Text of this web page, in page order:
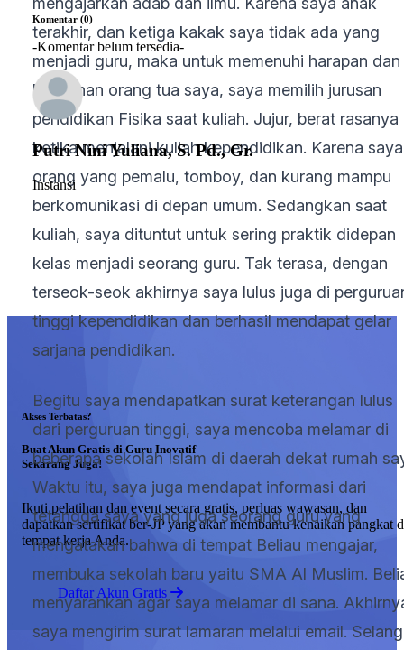
terakhir, dan ketiga kakak saya tidak ada yang
menjadi guru, maka untuk memenuhi harapan dan
keinginan orang tua saya, saya memilih jurusan
pendidikan Fisika saat kuliah. Jujur, berat rasanya
ketika menjalani kuliah kependidikan. Karena saya
orang yang pemalu, tomboy, dan kurang mampu
berkomunikasi di depan umum. Sedangkan saat
kuliah, saya dituntut untuk sering praktik didepan
kelas menjadi seorang guru. Tak terasa, dengan
terseok-seok akhirnya saya lulus juga di
tinggi kependidikan dan berhasil mendapat gelar
sarjana pendidikan.
Begitu saya mendapatkan surat keterangan lulus
dari perguruan tinggi, saya mencoba melamar di
beberapa sekolah Islam di daerah dekat rumah
Waktu itu, saya juga mendapat informasi dari
tetangga saya yang juga seorang guru yang
mengatakan bahwa di tempat Beliau mengajar,
membuka sekolah baru yaitu SMA Al Muslim.
menyarankan agar saya melamar di sana.
saya mengirim surat lamaran melalui email. Selang
Komentar (0)
-Komentar belum tersedia-
Putri Nini Yuliana, S. Pd., Gr.
Instansi
Akses Terbatas?
Buat Akun Gratis di Guru Inovatif
Sekarang Juga!
Ikuti pelatihan dan event secara gratis, perluas wawasan, dan
dapatkan sertifikat ber-JP yang akan membantu kenaikan pangkat
tempat kerja Anda.
Daftar Akun Gratis